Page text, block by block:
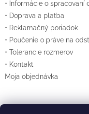
• Informácie o spracovaní
• Doprava a platba
• Reklamačný poriadok
• Poučenie o práve na
• Tolerancie rozmerov
• Kontakt
Moja objednávka